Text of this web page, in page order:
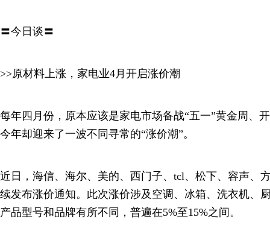
〓今日谈〓
>>原材料上涨，家电业4月开启涨价潮
每年四月份，原本应该是家电市场备战“五一”黄金周、
今年却迎来了一波不同寻常的“涨价潮”。
近日，海信、海尔、美的、西门子、tcl、松下、容声、
续发布涨价通知。此次涨价涉及空调、冰箱、洗衣机、
产品型号和品牌有所不同，普遍在5%至15%之间。